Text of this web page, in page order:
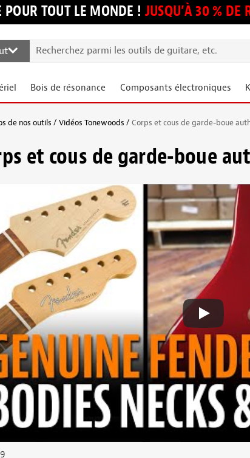
POUR TOUT LE MONDE ! JUSQU’À 30 % DE
Bois de résonance Composants électroniques
de nos outils Vidéos Tonewoods Corps et cous de garde-boue
et cous de garde-boue